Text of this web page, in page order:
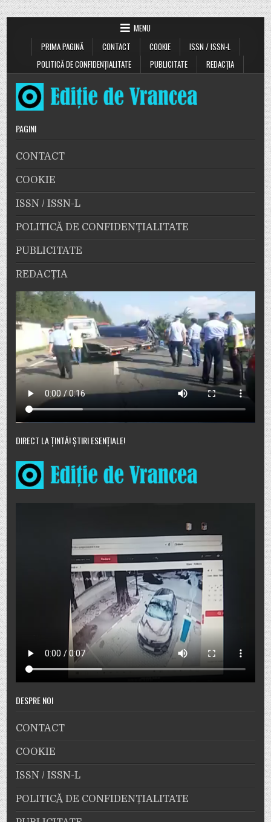
MENU
PRIMA PAGINĂ
CONTACT COOKIE
ISSN / ISSN-L
POLITICĂ DE CONFIDENȚIALITATE
PUBLICITATE REDACȚIA
PAGINI
CONTACT
COOKIE
ISSN / ISSN-L
POLITICĂ DE CONFIDENȚIALITATE
PUBLICITATE
REDACȚIA
DIRECT LA ȚINTĂ! ȘTIRI ESENȚIALE!
DESPRE NOI
CONTACT
COOKIE
ISSN / ISSN-L
POLITICĂ DE CONFIDENȚIALITATE